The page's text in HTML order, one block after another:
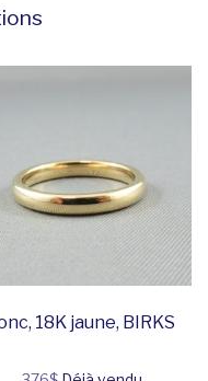
18K jaune, BIRKS